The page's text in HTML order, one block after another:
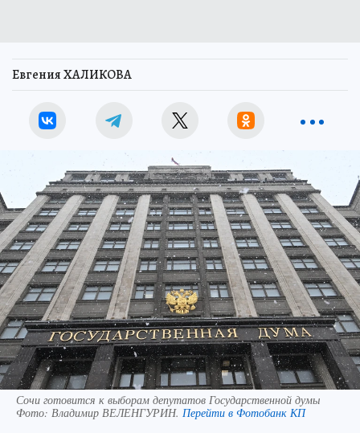
Евгения ХАЛИКОВА
Сочи готовится к выборам депутатов Государственной думы
Фото: Владимир ВЕЛЕНГУРИН. Перейти в Фотобанк КП